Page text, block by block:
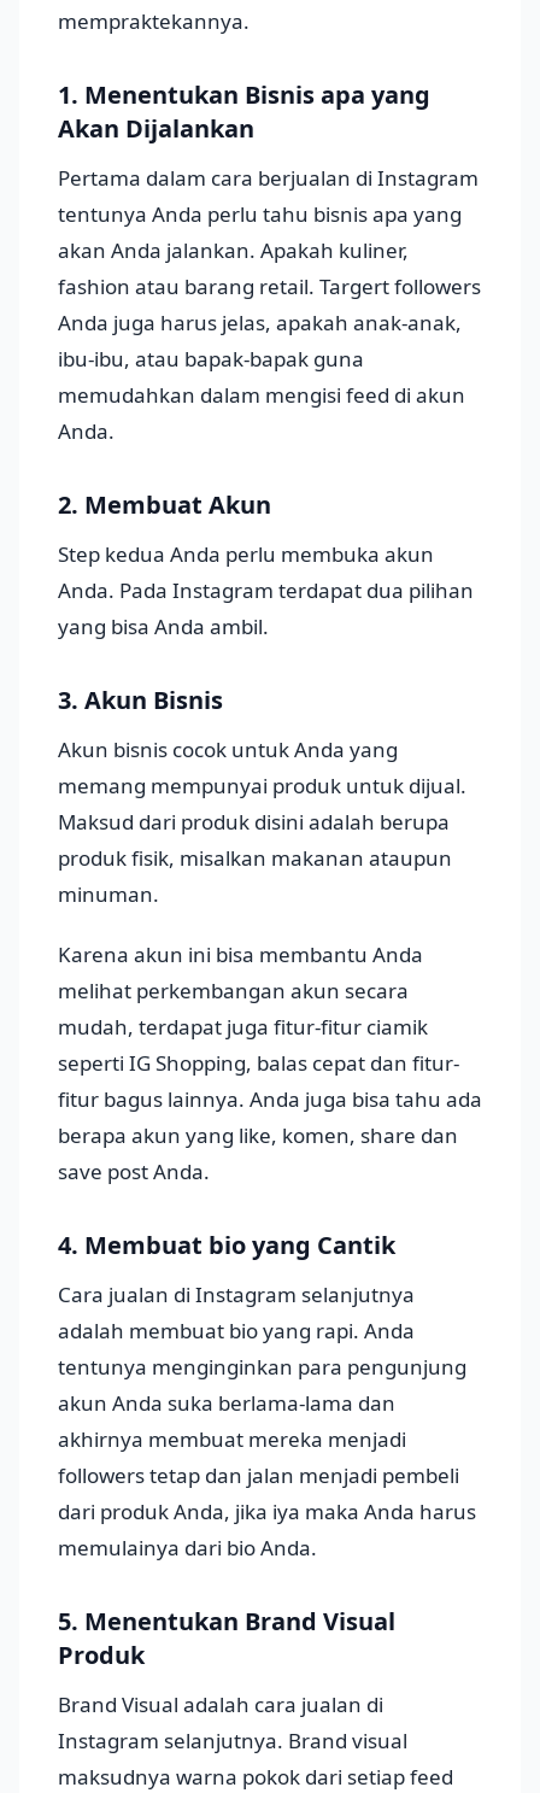
mempraktekannya.
1. Menentukan Bisnis apa yang
Akan Dijalankan
Pertama dalam cara berjualan di Instagram
tentunya Anda perlu tahu bisnis apa yang
akan Anda jalankan. Apakah kuliner,
fashion atau barang retail. Targert followers
Anda juga harus jelas, apakah anak-anak,
ibu-ibu, atau bapak-bapak guna
memudahkan dalam mengisi feed di akun
Anda.
2. Membuat Akun
Step kedua Anda perlu membuka akun
Anda. Pada Instagram terdapat dua pilihan
yang bisa Anda ambil.
3. Akun Bisnis
Akun bisnis cocok untuk Anda yang
memang mempunyai produk untuk dijual.
Maksud dari produk disini adalah berupa
produk fisik, misalkan makanan ataupun
minuman.
Karena akun ini bisa membantu Anda
melihat perkembangan akun secara
mudah, terdapat juga fitur-fitur ciamik
seperti IG Shopping, balas cepat dan fitur-
fitur bagus lainnya. Anda juga bisa tahu ada
berapa akun yang like, komen, share dan
save post Anda.
4. Membuat bio yang Cantik
Cara jualan di Instagram selanjutnya
adalah membuat bio yang rapi. Anda
tentunya menginginkan para pengunjung
akun Anda suka berlama-lama dan
akhirnya membuat mereka menjadi
followers tetap dan jalan menjadi pembeli
dari produk Anda, jika iya maka Anda harus
memulainya dari bio Anda.
5. Menentukan Brand Visual
Produk
Brand Visual adalah cara jualan di
Instagram selanjutnya. Brand visual
maksudnya warna pokok dari setiap feed